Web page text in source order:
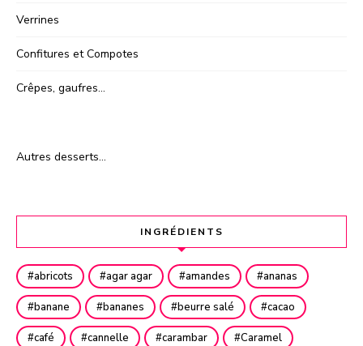
Verrines
Confitures et Compotes
Crêpes, gaufres…
Autres desserts…
INGRÉDIENTS
abricots agar agar amandes ananas
banane bananes beurre salé cacao
café cannelle carambar Caramel